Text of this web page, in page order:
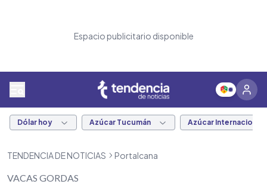
Espacio publicitario disponible
Dólar hoy Azúcar Tucumán Azúcar Internacional
TENDENCIA DE NOTICIAS Portalcana
VACAS GORDAS